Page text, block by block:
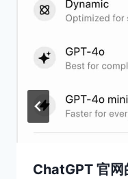
ChatGPT 官